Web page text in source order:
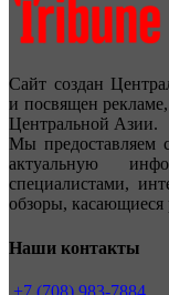
Сайт создан
и посвящен
Центральной Азии.
Мы предоставляем
актуальную
специалистами,
обзоры,
Наши контакты
+7 (708) 983-7884